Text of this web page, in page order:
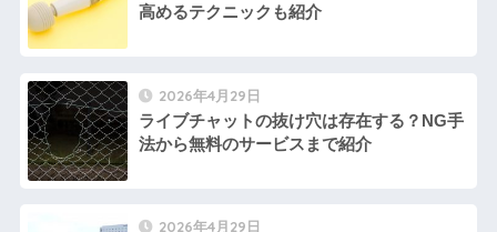
高めるテクニックも紹介
2026年4月29日
ライブチャットの抜け穴は存在する？NG手
法から無料のサービスまで紹介
2026年4月29日